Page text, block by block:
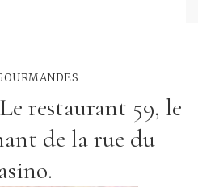
restaurant 59, le
de la rue du